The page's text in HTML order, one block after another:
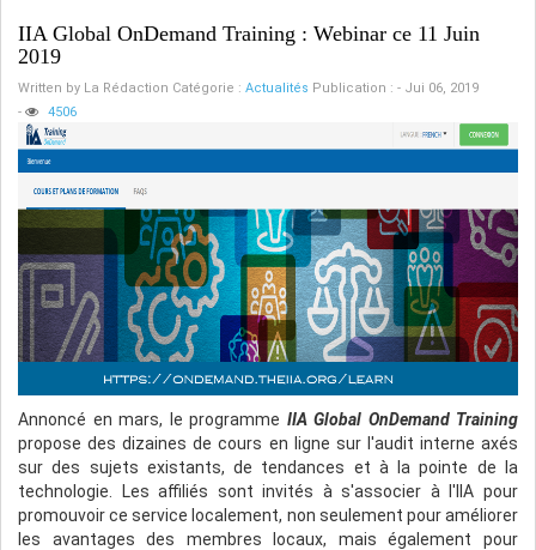
IIA Global OnDemand Training : Webinar ce 11 Juin
2019
Written by La Rédaction Catégorie : Actualités Publication : - Jui 06, 2019
-
4506
Annoncé en mars, le programme IIA Global OnDemand Training
propose des dizaines de cours en ligne sur l'audit interne axés
sur des sujets existants, de tendances et à la pointe de la
technologie. Les affiliés sont invités à s'associer à l'IIA pour
promouvoir ce service localement, non seulement pour améliorer
les avantages des membres locaux, mais également pour